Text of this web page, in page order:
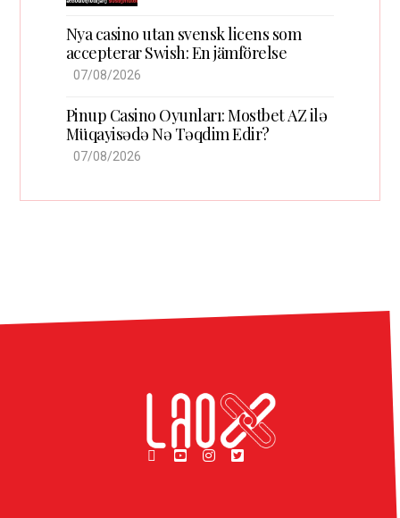
Nya casino utan svensk licens som
accepterar Swish: En jämförelse
07/08/2026
Pinup Casino Oyunları: Mostbet AZ ilə
Müqayisədə Nə Təqdim Edir?
07/08/2026